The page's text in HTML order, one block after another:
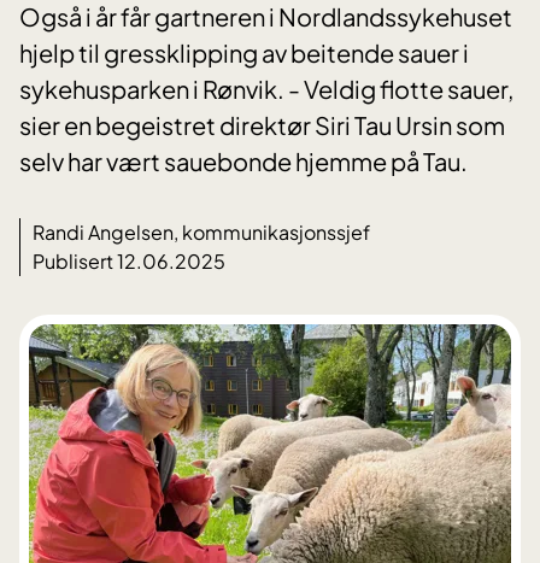
Også i år får gartneren i Nordlandssykehuset
hjelp til gressklipping av beitende sauer i
sykehusparken i Rønvik. - Veldig flotte sauer,
sier en begeistret direktør Siri Tau Ursin som
selv har vært sauebonde hjemme på Tau.
Randi Angelsen, kommunikasjonssjef
Publisert 12.06.2025